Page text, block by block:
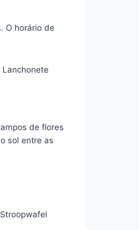
O horário de
de flores
sol entre as